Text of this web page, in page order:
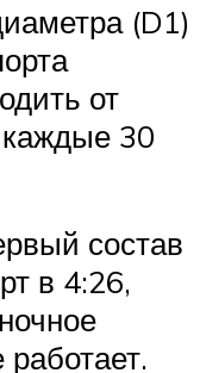
(D1)
от
30
состав
в 4:26,